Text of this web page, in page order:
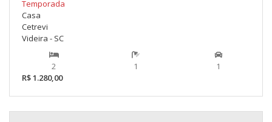
Temporada
Casa
Cetrevi
Videira - SC
2 1
1
R$ 1.280,00